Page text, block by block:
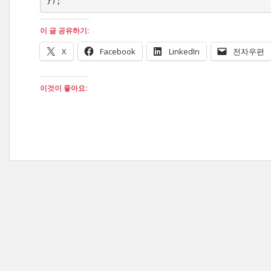
이 글 공유하기:
X Facebook LinkedIn 전자우편
이것이 좋아요: